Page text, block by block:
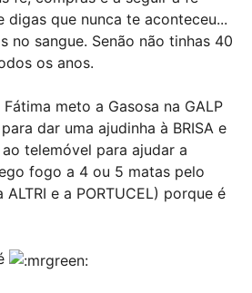
digas que nunca te aconteceu...
no sangue. Senão não tinhas 40
os anos.
meto a Gasosa na GALP
dar uma ajudinha à BRISA e
telemóvel para ajudar a
fogo a 4 ou 5 matas pelo
e a PORTUCEL) porque é